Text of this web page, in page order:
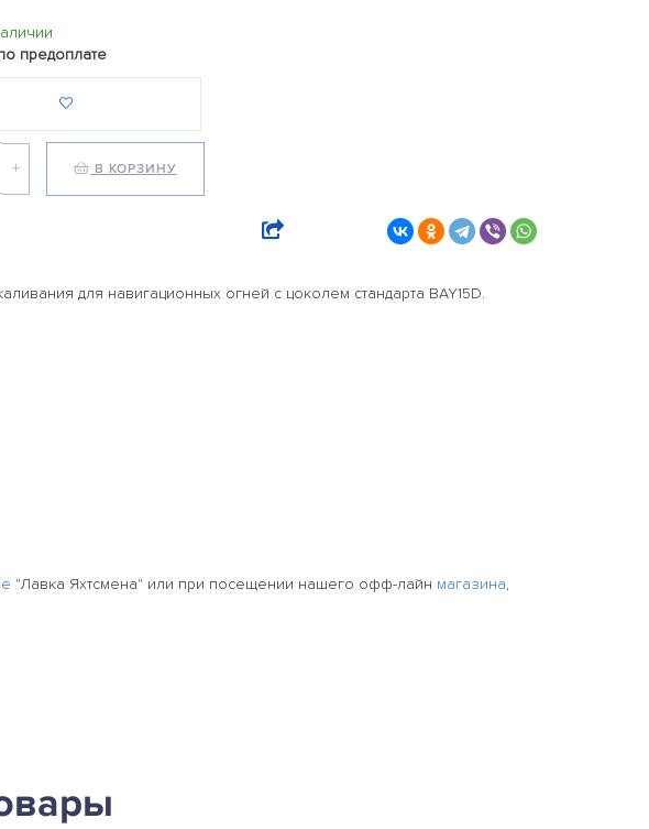
предоплате
+ В КОРЗИНУ
для навигационных огней с цоколем стандарта BAY15D.
"Лавка Яхтсмена" или при посещении нашего офф-лайн магазина,